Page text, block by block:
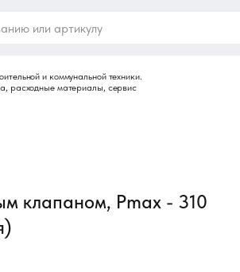
клапаном, Pmax - 310